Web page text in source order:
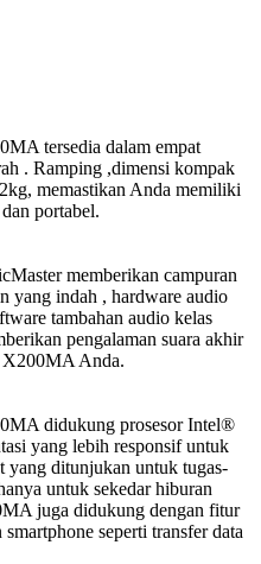
tersedia dalam empat
. Ramping ,dimensi kompak
memastikan Anda memiliki
portabel.
memberikan campuran
yang indah , hardware audio
tambahan audio kelas
pengalaman suara akhir
X200MA Anda.
didukung prosesor Intel®
yang lebih responsif untuk
yang ditunjukan untuk tugas-
untuk sekedar hiburan
juga didukung dengan fitur
seperti transfer data